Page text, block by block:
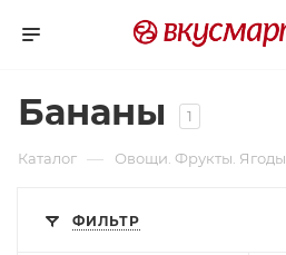
Бананы 1
Каталог — Овощи. Фрукты. Ягоды
ФИЛЬТР